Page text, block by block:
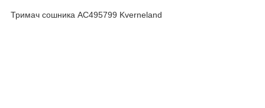
Тримач сошника AC495799 Kverneland